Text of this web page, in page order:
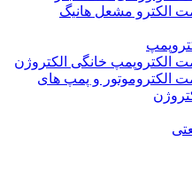
الکترو مشعل هانیگ
الکتروپمپ خانگی الکتروژن
الکتروموتور و پمپ های